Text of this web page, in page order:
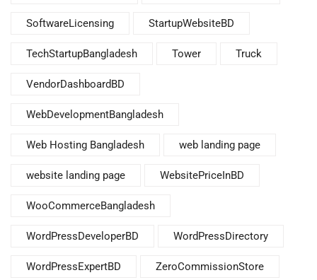
SoftwareLicensing StartupWebsiteBD
TechStartupBangladesh Tower Truck
VendorDashboardBD
WebDevelopmentBangladesh
Web Hosting Bangladesh web landing page
website landing page WebsitePriceInBD
WooCommerceBangladesh
WordPressDeveloperBD WordPressDirectory
WordPressExpertBD ZeroCommissionStore